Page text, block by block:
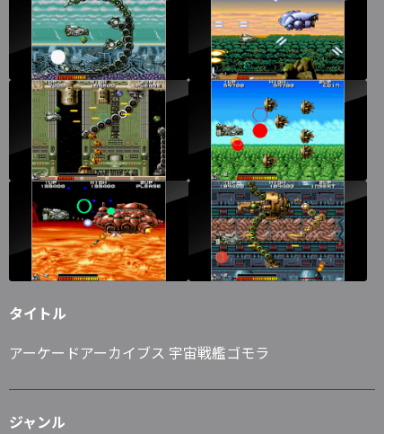
タイトル
アーケードアーカイブス 宇宙戦艦ゴモラ
ジャンル